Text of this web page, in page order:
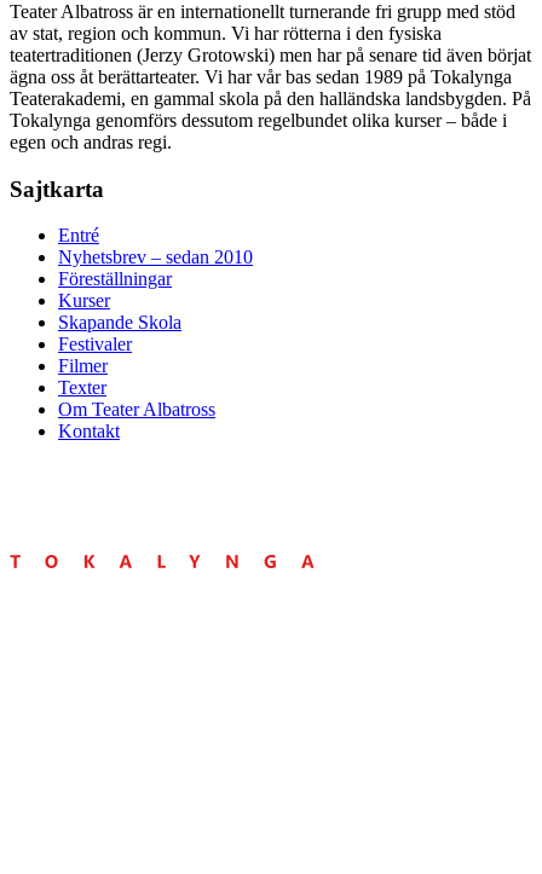
Teater Albatross är en internationellt turnerande fri grupp med stöd
av stat, region och kommun. Vi har rötterna i den fysiska
teatertraditionen (Jerzy Grotowski) men har på senare tid även börjat
ägna oss åt berättarteater. Vi har vår bas sedan 1989 på Tokalynga
Teaterakademi, en gammal skola på den halländska landsbygden. På
Tokalynga genomförs dessutom regelbundet olika kurser – både i
egen och andras regi.
Sajtkarta
Entré
Nyhetsbrev – sedan 2010
Föreställningar
Kurser
Skapande Skola
Festivaler
Filmer
Texter
Om Teater Albatross
Kontakt